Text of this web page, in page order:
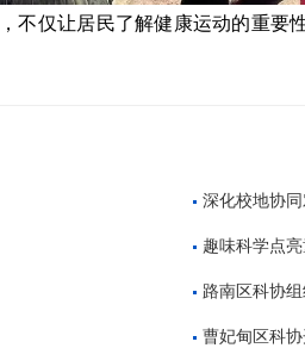
不仅让居民了解健康运动的重要
深化校地协
趣味科学点
路南区科协组织开展
曹妃甸区科协开展